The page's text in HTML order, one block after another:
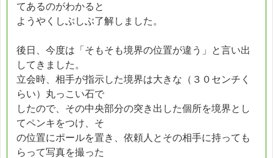
てあるのがわかると
ようやくしぶしぶ了解しました。
後日、今度は「そもそも境界の位置が違う」と言い出
してきました。
立会時、相手が指示した境界は大きな（３０センチく
らい）丸っこい石で
したので、その中央部分の突き出した個所を境界とし
てペンキをつけ、そ
の位置にポールを置き、依頼人とその相手に持っても
らって写真を撮った